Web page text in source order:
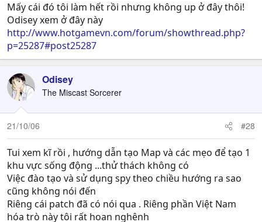
Mấy cái đó tôi làm hết rồi nhưng không up ở đây thôi!
Odisey xem ở đây này
http://www.hotgamevn.com/forum/showthread.php?
p=25287#post25287
Odisey
The Miscast Sorcerer
21/10/06 #28
Tui xem kĩ rồi , hướng dẫn tạo Map và các mẹo để tạo 1
khu vực sống động ...thử thách không có
Việc đào tạo và sử dụng spy theo chiều hướng ra sao
cũng không nói đến
Riêng cái patch đã có nói qua . Riêng phần Việt Nam
hóa trò này tôi rất hoan nghênh